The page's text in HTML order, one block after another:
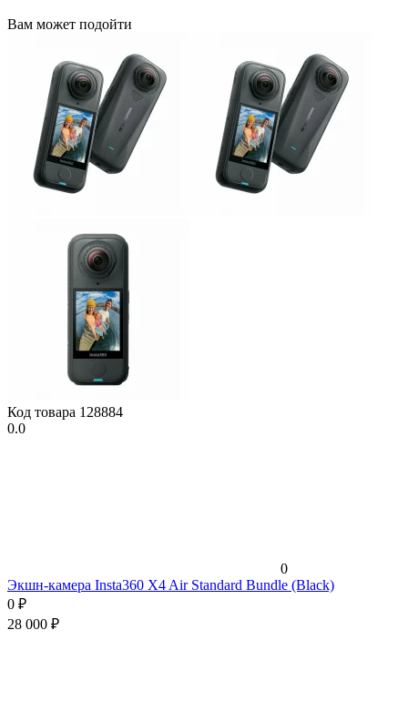
Вам может подойти
Код товара 128884
0.0
0
Экшн-камера Insta360 X4 Air Standard Bundle (Black)
0 ₽
28 000 ₽